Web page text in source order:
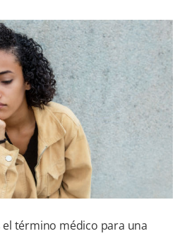
PARA PROFESIONALES
PROMOCIONES
GT (ES)
el término médico para una